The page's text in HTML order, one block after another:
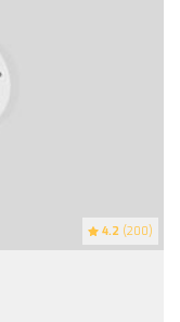
4.2 (200)